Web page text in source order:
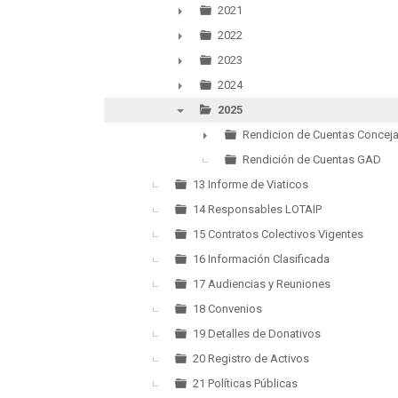
►
2021
►
2022
►
2023
►
2024
2025
►
Rendicion de Cuentas
Rendición de Cuentas GAD
13 Informe de Viaticos
14 Responsables LOTAIP
15 Contratos Colectivos Vigentes
16 Información Clasificada
17 Audiencias y Reuniones
18 Convenios
19 Detalles de Donativos
20 Registro de Activos
21 Políticas Públicas